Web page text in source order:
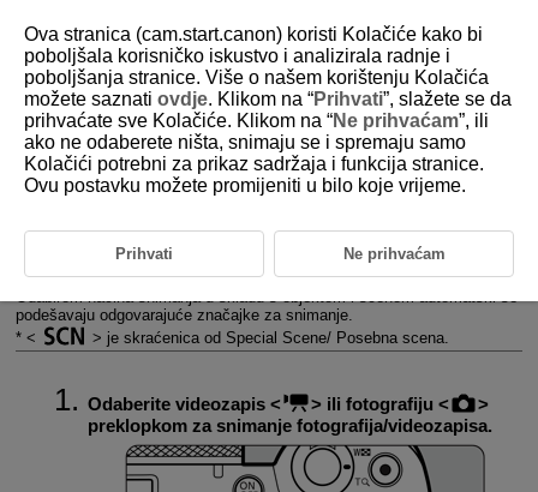
D292-029
Način Special scene / Posebna
scena
Snimanje videozapisa
Snimanje fotografija
Odabirom načina snimanja u skladu s objektom i scenom automatski se
podešavaju odgovarajuće značajke za snimanje.
*
je skraćenica od Special Scene/ Posebna scena.
Odaberite videozapis
ili fotografiju
preklopkom za snimanje fotografija/videozapisa.
Ova stranica (cam.start.canon) koristi Kolačiće kako bi
poboljšala korisničko iskustvo i analizirala radnje i
poboljšanja stranice. Više o našem korištenju Kolačića
možete saznati ovdje. Klikom na “Prihvati”, slažete se da
prihvaćate sve Kolačiće. Klikom na “Ne prihvaćam”, ili
ako ne odaberete ništa, snimaju se i spremaju samo
Kolačići potrebni za prikaz sadržaja i funkcija stranice.
Ovu postavku možete promijeniti u bilo koje vrijeme.
Prihvati Ne prihvaćam